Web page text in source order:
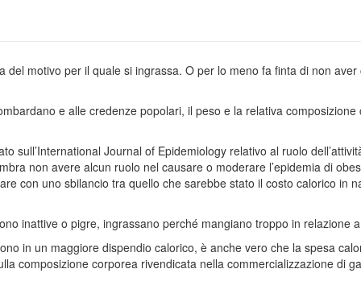
motivo per il quale si ingrassa. O per lo meno fa finta di non
e alle credenze popolari, il peso e la relativa
sull’International Journal of Epidemiology relativo al ruolo
non avere alcun ruolo nel causare o moderare l’epidemia di
con uno sbilancio tra quello che sarebbe stato il costo calorico in
inattive o pigre, ingrassano perché mangiano troppo in relazione
in un maggiore dispendio calorico, è anche vero che la spesa
composizione corporea rivendicata nella commercializzazione di